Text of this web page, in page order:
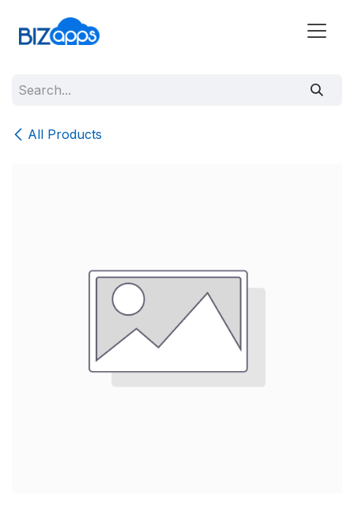
All Products